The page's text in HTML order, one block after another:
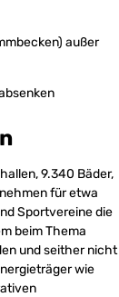
außer
9.340 Bäder,
für etwa
Sportvereine die
beim Thema
und seither nicht
wie